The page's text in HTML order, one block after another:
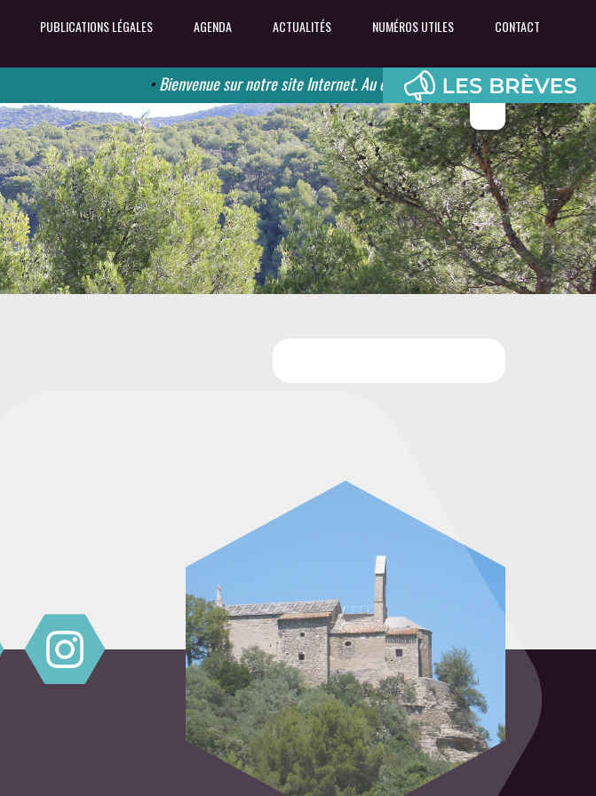
PUBLICATIONS LÉGALES AGENDA ACTUALITÉS NUMÉROS UTILES
CONTACT
Bienvenue sur notre site Internet. Au coeur des Monts de Vaucluse, retrouvez